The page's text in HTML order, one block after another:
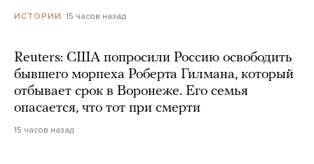
ИСТОРИИ 15 часов назад
Reuters: США попросили Россию освободить
бывшего морпеха Роберта Гилмана, который
отбывает срок в Воронеже. Его семья
опасается, что тот при смерти
15 часов назад